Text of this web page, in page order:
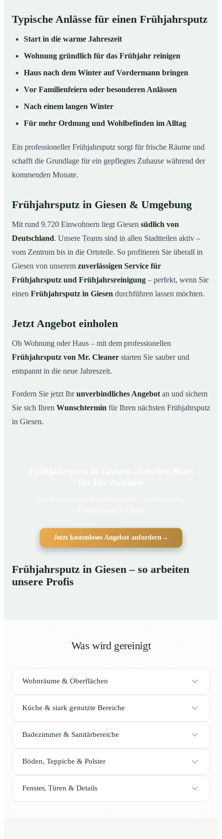
Typische Anlässe für einen Frühjahrsputz
Start in die warme Jahreszeit
Wohnung gründlich für das Frühjahr reinigen
Haus nach dem Winter auf Vordermann bringen
Vor Familienfeiern oder besonderen Anlässen
Nach einem langen Winter
Für mehr Ordnung und Wohlbefinden im Alltag
Ein professioneller Frühjahrsputz sorgt für frische Räume und
schafft die Grundlage für ein gepflegtes Zuhause während der
kommenden Monate.
Frühjahrsputz in Giesen & Umgebung
Mit rund 9.720 Einwohnern liegt Giesen südlich von
Deutschland. Unsere Teams sind in allen Stadtteilen aktiv –
vom Zentrum bis in die Ortsteile. So profitieren Sie überall in
Giesen von unserem zuverlässigen Service für
Frühjahrsputz und Frühjahrsreinigung – perfekt, wenn Sie
einen Frühjahrsputz in Giesen durchführen lassen möchten.
Jetzt Angebot einholen
Ob Wohnung oder Haus – mit dem professionellen
Frühjahrsputz von Mr. Cleaner starten Sie sauber und
entspannt in die neue Jahreszeit.
Fordern Sie jetzt Ihrunverbindliches Angebot an und sichern
Sie sich Ihren Wunschtermin für Ihren nächsten Frühjahrsputz
in Giesen.
Jetzt kostenloses Angebot anfordern →
Frühjahrsputz in Giesen – so arbeiten
unsere Profis
Was wird gereinigt
Wohnräume & Oberflächen
Küche & stark genutzte Bereiche
Badezimmer & Sanitärbereiche
Böden, Teppiche & Polster
Fenster, Türen & Details